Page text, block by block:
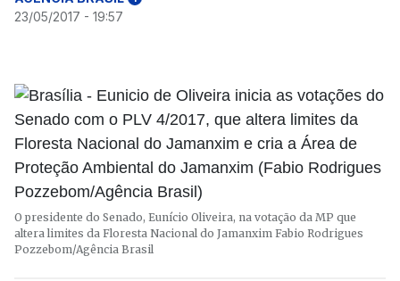
23/05/2017 - 19:57
O presidente do Senado, Eunício Oliveira, na votação da MP que
altera limites da Floresta Nacional do Jamanxim Fabio Rodrigues
Pozzebom/Agência Brasil